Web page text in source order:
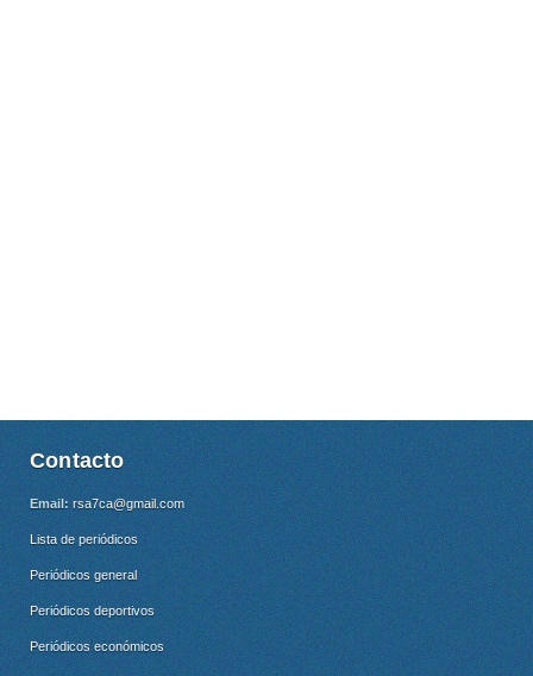
Contacto
Email: rsa7ca@gmail.com
Lista de periódicos
Periódicos general
Periódicos deportivos
Periódicos económicos